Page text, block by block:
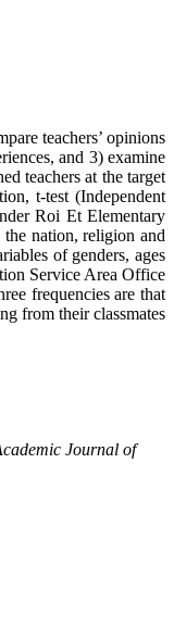
teachers’ opinions
and 3) examine
teachers at the target
t-test (Independent
Roi Et Elementary
nation, religion and
of genders, ages
Service Area Office
frequencies are that
from their classmates
Journal of